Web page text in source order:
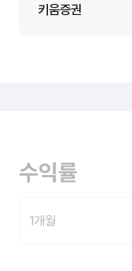
키움증권
수익률